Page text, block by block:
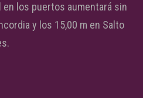
en los puertos aumentará sin
y los 15,00 m en Salto